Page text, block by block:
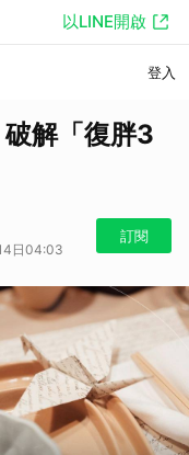
以LINE開啟
登入
解「復胖3
日04:03
訂閱